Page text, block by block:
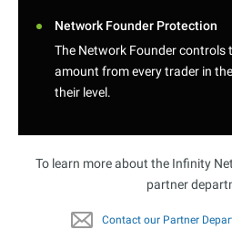
Network Founder Protection
The Network Founder controls
amount from every trader in
their level.
To learn more about the Infinity
partner
Сontact our Partner